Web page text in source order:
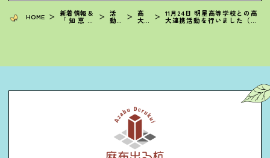
HOME ＞ 新着情報＆
「知恵の
＞ 活
動
＞ 高
大
＞ 11月24日 明星高等学校との高
大連携活動を行いました（そ